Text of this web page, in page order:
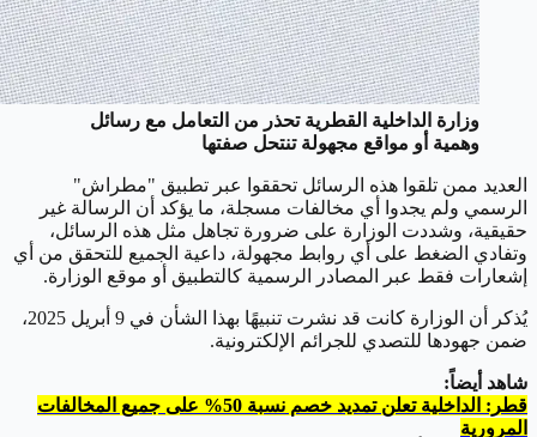
وزارة الداخلية القطرية تحذر من التعامل مع رسائل
وهمية أو مواقع مجهولة تنتحل صفتها
العديد ممن تلقوا هذه الرسائل تحققوا عبر تطبيق "مطراش"
الرسمي ولم يجدوا أي مخالفات مسجلة، ما يؤكد أن الرسالة غير
حقيقية، وشددت الوزارة على ضرورة تجاهل مثل هذه الرسائل،
وتفادي الضغط على أي روابط مجهولة، داعية الجميع للتحقق من أي
إشعارات فقط عبر المصادر الرسمية كالتطبيق أو موقع الوزارة.
يُذكر أن الوزارة كانت قد نشرت تنبيهًا بهذا الشأن في 9 أبريل 2025،
ضمن جهودها للتصدي للجرائم الإلكترونية.
شاهد أيضاً:
قطر: الداخلية تعلن تمديد خصم نسبة 50% على جميع المخالفات
المرورية